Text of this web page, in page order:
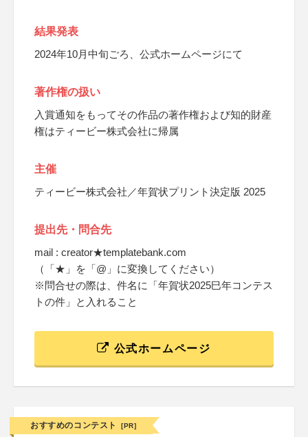
結果発表
2024年10月中旬ごろ、公式ホームページにて
著作権の扱い
入賞通知をもってその作品の著作権および知的財産
権はティービー株式会社に帰属
主催
ティービー株式会社／年賀状プリント決定版 2025
提出先・問合先
mail : creator★templatebank.com
（「★」を「@」に変換してください）
※問合せの際は、件名に「年賀状2025巳年コンテス
トの件」と入れること
公式ホームページ
おすすめのコンテスト [PR]